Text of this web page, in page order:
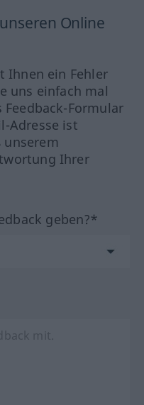
Online
Ihnen ein Fehler
uns einfach mal
Formular
Adresse ist
Ihrer
geben?*